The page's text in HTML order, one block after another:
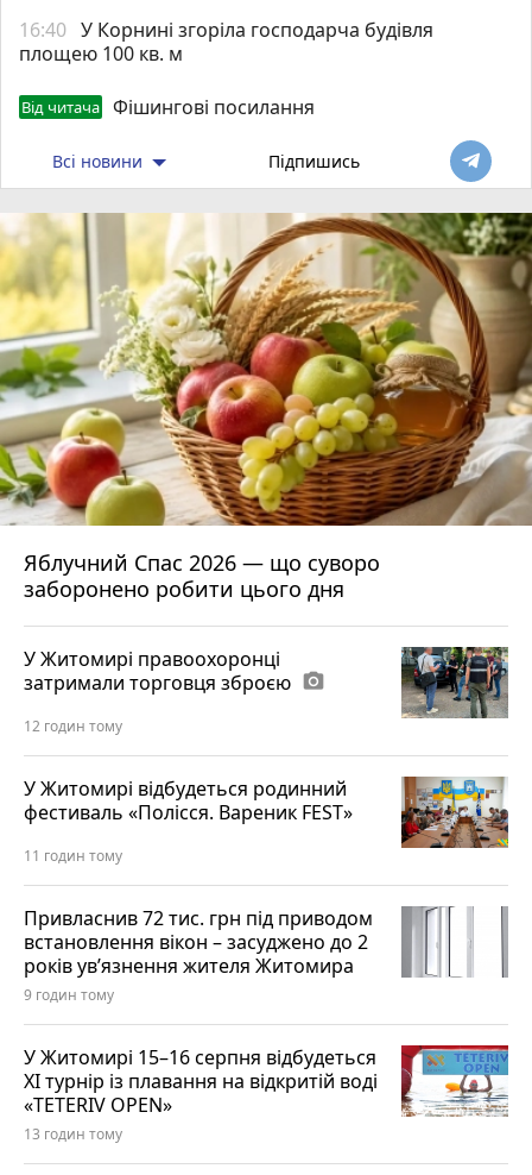
16:40 У Корнині згоріла господарча будівля
площею 100 кв. м
Від читача Фішингові посилання
Всі новини Підпишись
Яблучний Спас 2026 — що суворо
заборонено робити цього дня
У Житомирі правоохоронці
затримали торговця зброєю photo_camera
12 годин тому
У Житомирі відбудеться родинний
фестиваль «Полісся. Вареник FEST»
11 годин тому
Привласнив 72 тис. грн під приводом
встановлення вікон – засуджено до 2
років ув’язнення жителя Житомира
9 годин тому
У Житомирі 15–16 серпня відбудеться
XI турнір із плавання на відкритій воді
«TETERIV OPEN»
13 годин тому